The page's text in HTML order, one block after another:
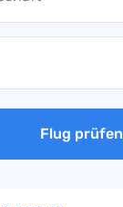
Flug prüfen